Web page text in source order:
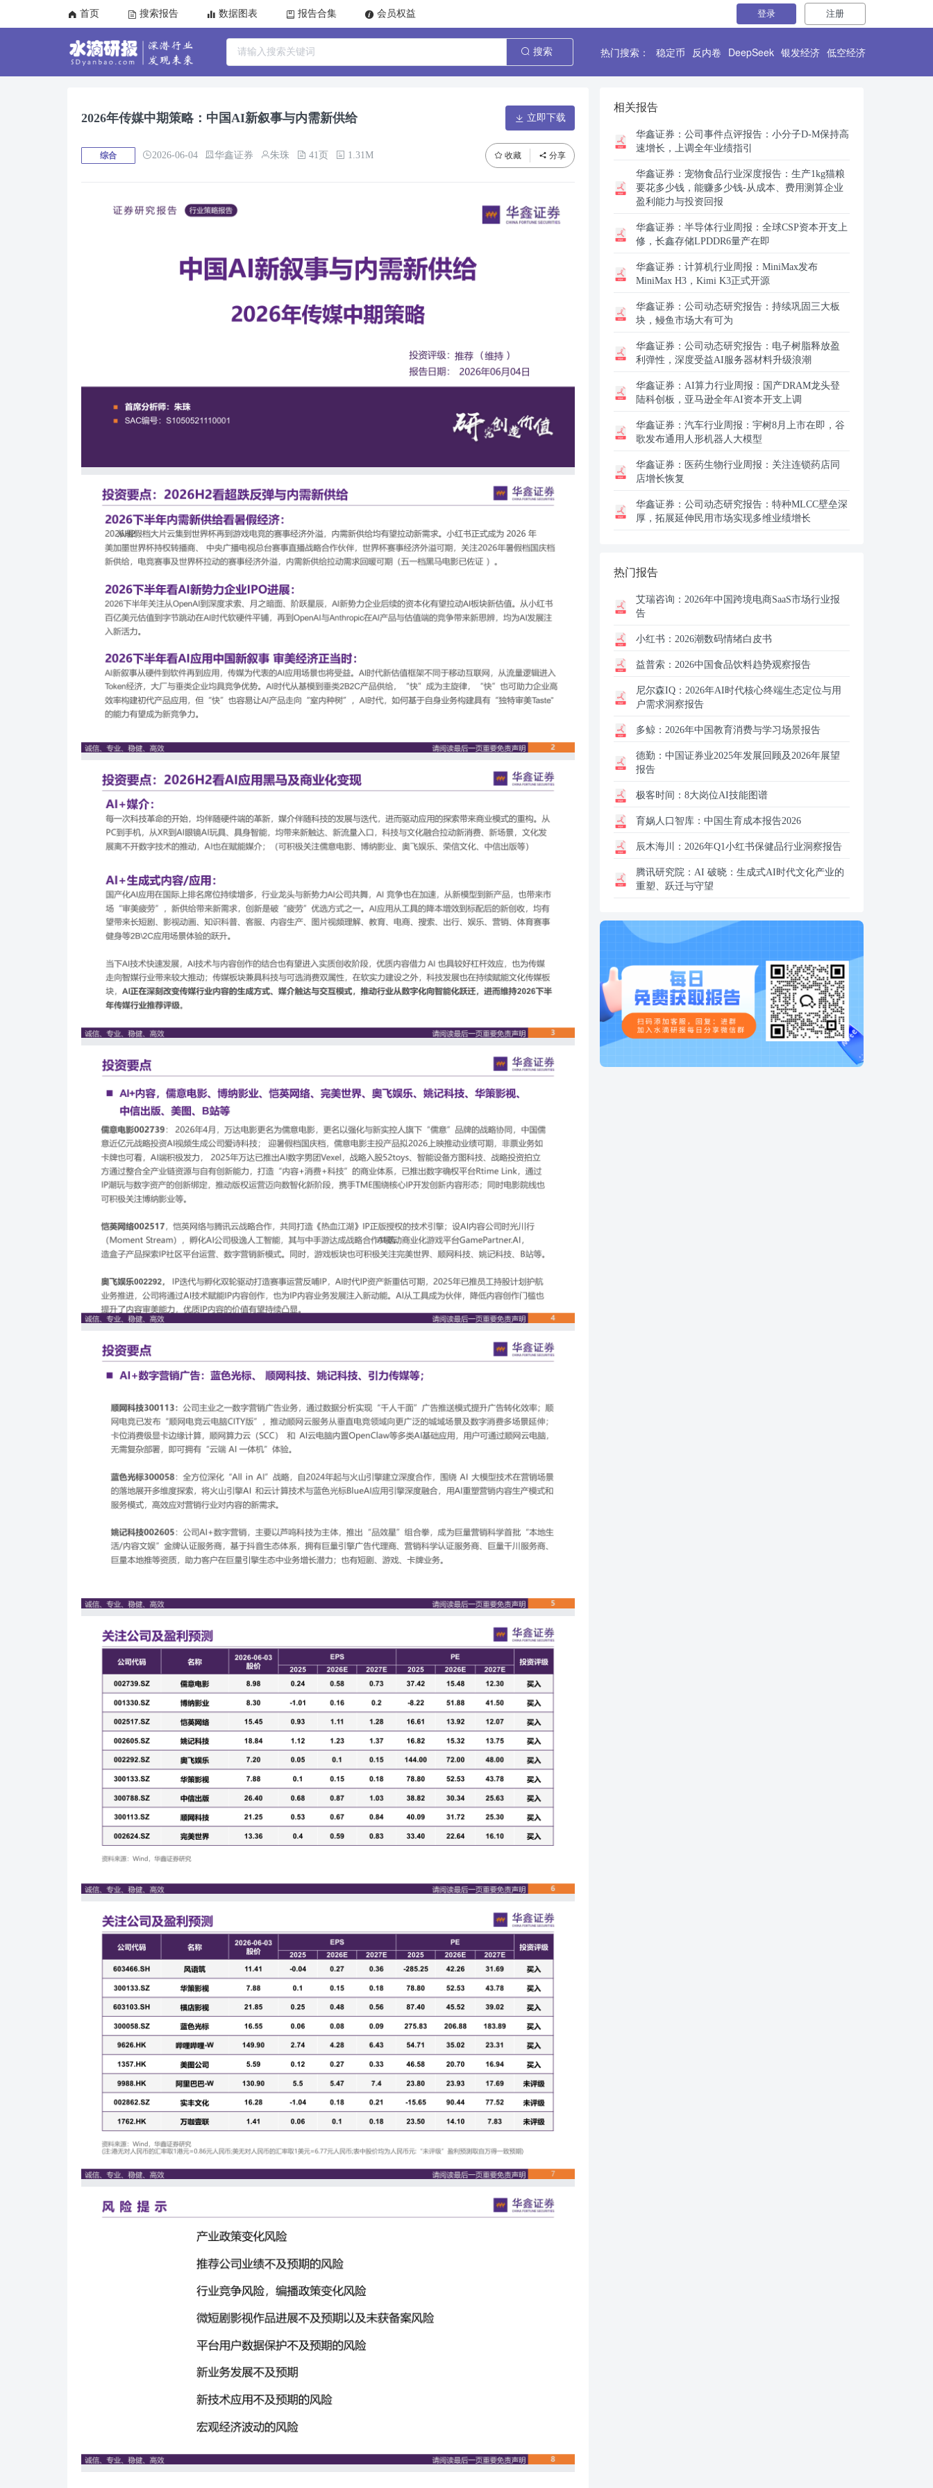
首页 搜索报告 数据图表 报告合集 会员权益 登录 注册
搜索 热门搜索： 稳定币 反内卷 DeepSeek 银发经济 低空经济
2026年传媒中期策略：中国AI新叙事与内需新供给 立即下载
综合 2026-06-04 华鑫证券 朱珠 41页 1.31M 收藏 分享
相关报告
华鑫证券： 公司事件点评报告：小分子D-M保持高
速增长，上调全年业绩指引
华鑫证券： 宠物食品行业深度报告：生产1kg猫粮
要花多少钱，能赚多少钱-从成本、费用测算企业
盈利能力与投资回报
华鑫证券： 半导体行业周报：全球CSP资本开支上
修，长鑫存储LPDDR6量产在即
华鑫证券： 计算机行业周报：MiniMax发布
MiniMax H3，Kimi K3正式开源
华鑫证券： 公司动态研究报告：持续巩固三大板
块，鳗鱼市场大有可为
华鑫证券： 公司动态研究报告：电子树脂释放盈
利弹性，深度受益AI服务器材料升级浪潮
华鑫证券： AI算力行业周报：国产DRAM龙头登
陆科创板，亚马逊全年AI资本开支上调
华鑫证券： 汽车行业周报：宇树8月上市在即，谷
歌发布通用人形机器人大模型
华鑫证券： 医药生物行业周报：关注连锁药店同
店增长恢复
华鑫证券： 公司动态研究报告：特种MLCC壁垒深
厚，拓展延伸民用市场实现多维业绩增长
热门报告
艾瑞咨询： 2026年中国跨境电商SaaS市场行业报
告
小红书： 2026潮数码情绪白皮书
益普索： 2026中国食品饮料趋势观察报告
尼尔森IQ： 2026年AI时代核心终端生态定位与用
户需求洞察报告
多鲸： 2026年中国教育消费与学习场景报告
德勤： 中国证券业2025年发展回顾及2026年展望
报告
极客时间： 8大岗位AI技能图谱
育娲人口智库： 中国生育成本报告2026
辰木海川： 2026年Q1小红书保健品行业洞察报告
腾讯研究院： AI 破晓：生成式AI时代文化产业的
重塑、跃迁与守望